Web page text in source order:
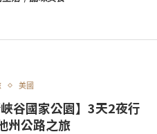
美國
谷國家公園】3天2夜行
州公路之旅